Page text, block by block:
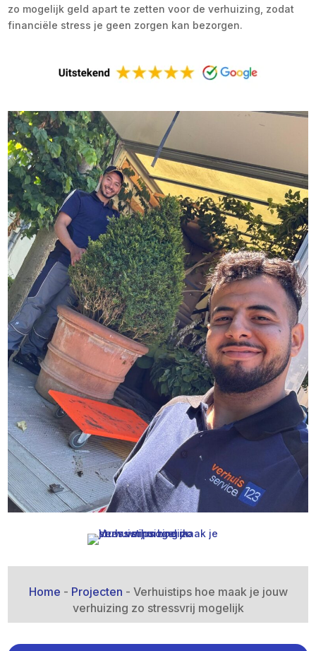
zo mogelijk geld apart te zetten voor de verhuizing, zodat
financiële stress je geen zorgen kan bezorgen.
Home - Projecten - Verhuistips hoe maak je jouw
verhuizing zo stressvrij mogelijk